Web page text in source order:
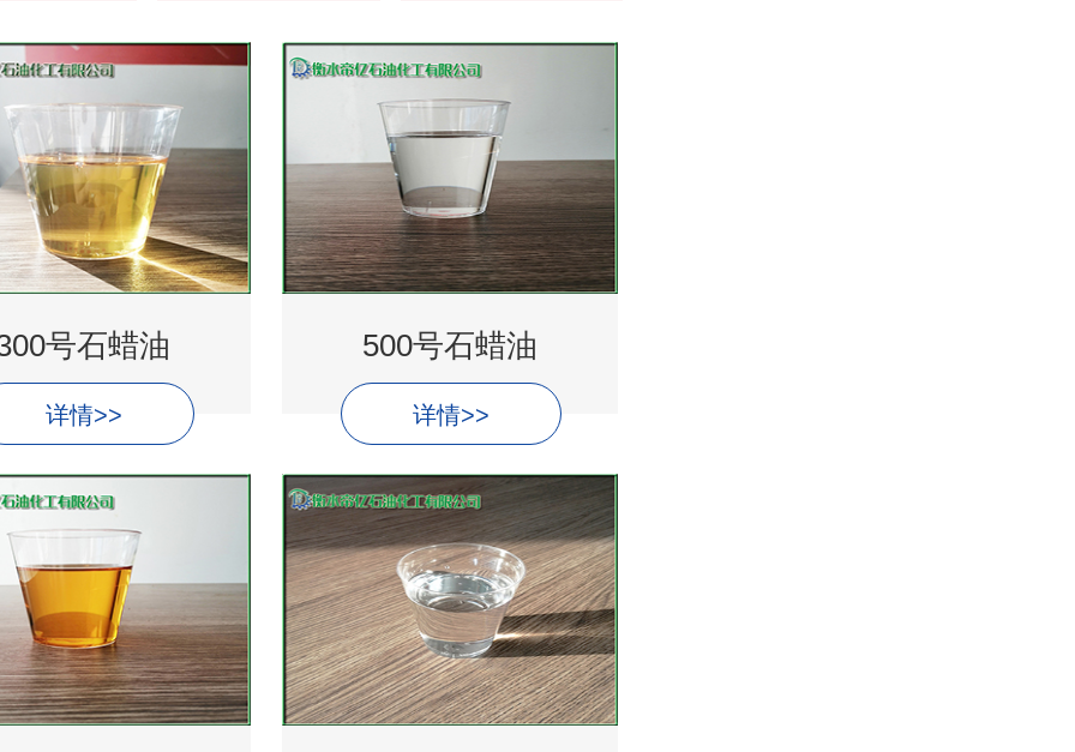
号石蜡油
详情>>
500号石蜡油
详情>>